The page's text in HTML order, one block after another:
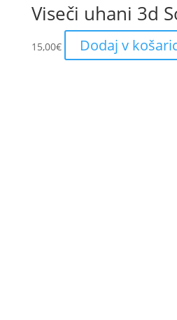
Viseči uhani 3d
15,00€ Dodaj v